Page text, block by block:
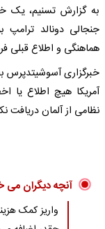
به گزارش تسنیم، یک
هماهنگی و اطلاع قبلی
خبرگزاری آسوشیتدپرس
نظامی از آلمان دریافت
آنچه دیگران می
واریز کمک